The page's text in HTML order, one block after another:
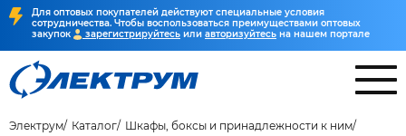
Для оптовых покупателей действуют специальные условия
сотрудничества. Чтобы воспользоваться преимуществами оптовых
закупок
зарегистрируйтесь или авторизуйтесь на нашем портале
Электрум Каталог
Шкафы, боксы и принадлежности к ним